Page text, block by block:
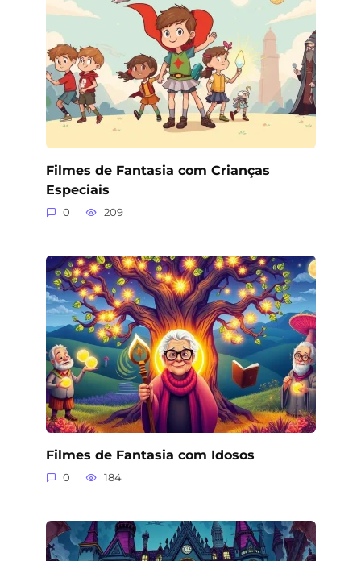
Filmes de Fantasia com Crianças
Especiais
0 209
Filmes de Fantasia com Idosos
0 184